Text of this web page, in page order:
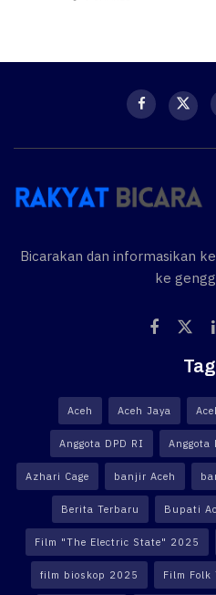
Bicarakan dan informasikan
ke
Aceh Aceh Jaya
Anggota DPD RI Anggota
Azhari Cage banjir Aceh
Berita Terbaru Bupati
Film "The Electric State" 2025
film bioskop 2025 Film Folk